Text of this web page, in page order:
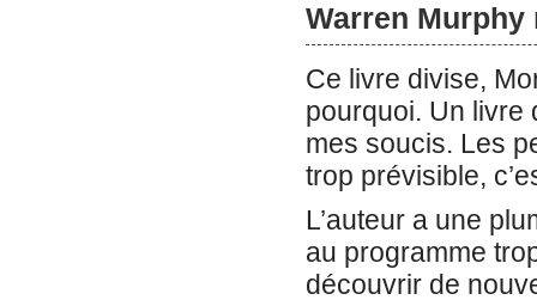
Warren Murphy
Ce livre divise,
pourquoi. Un livre
mes soucis. Les
trop prévisible,
L’auteur a une
au programme
découvrir de